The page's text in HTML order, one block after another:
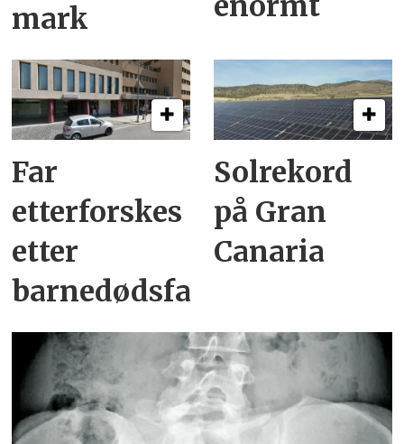
mark
Far
etterforskes
etter
barnedødsfall
Solrekord
på Gran
Canaria